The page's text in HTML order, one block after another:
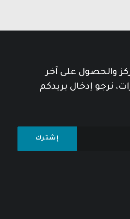
والحصول على آخر
نرجو إدخال بريدكم